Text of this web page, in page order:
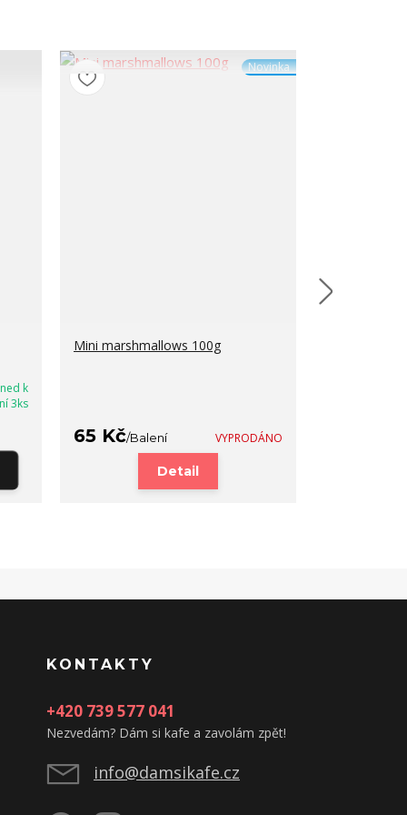
k
3ks
Novinka
Mini marshmallows 100g
65 Kč/Balení VYPRODÁNO
Detail
KONTAKTY
+420 739 577 041
Nezvedám? Dám si kafe a zavolám zpět!
info@damsikafe.cz